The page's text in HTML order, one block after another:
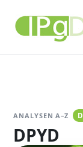
Inhalt
springen
ANALYSEN A–Z D
DPYD